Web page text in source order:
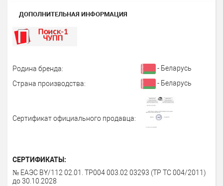
ДОПОЛНИТЕЛЬНАЯ ИНФОРМАЦИЯ
Родина бренда:
- Беларусь
Страна производства:
- Беларусь
Сертификат официального продавца:
СЕРТИФИКАТЫ:
№ ЕАЭС BY/112 02.01. ТР004 003.02 03293 (ТР ТС 004/2011)
до 30.10.2028